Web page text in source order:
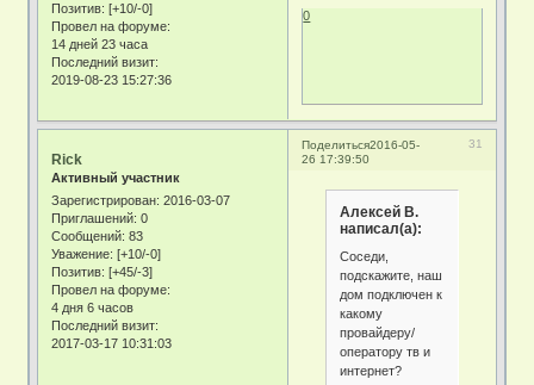
Позитив: [+10/-0]
Провел на форуме:
14 дней 23 часа
Последний визит:
2019-08-23 15:27:36
0
Поделиться 31
2016-05-
26 17:39:50
Rick
Активный участник
Зарегистрирован: 2016-03-07
Приглашений: 0
Сообщений: 83
Уважение: [+10/-0]
Позитив: [+45/-3]
Провел на форуме:
4 дня 6 часов
Последний визит:
2017-03-17 10:31:03
Алексей В.
написал(а):
Соседи,
подскажите, наш
дом подключен к
какому
провайдеру/
оператору тв и
интернет?